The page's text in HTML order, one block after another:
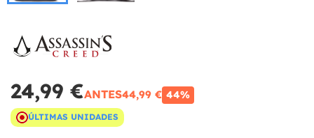
24,99 €ANTES44,99 € 44%
ÚLTIMAS UNIDADES